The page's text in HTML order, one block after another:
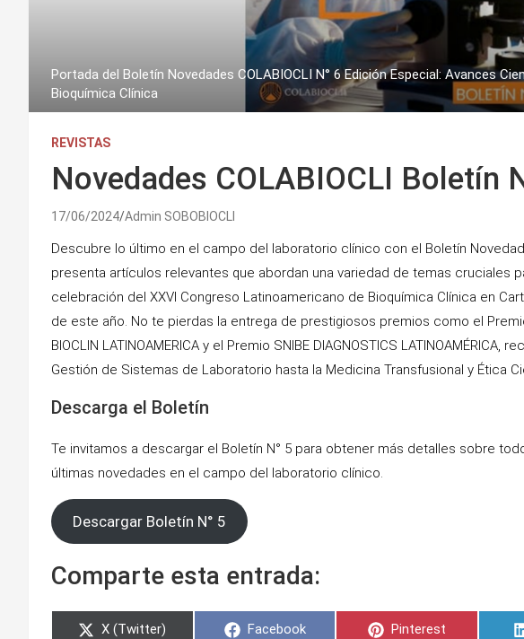
Portada del Boletín Novedades COLABIOCLI N° 6 Edición Especial: Avances
Bioquímica Clínica
REVISTAS
Novedades COLABIOCLI Boletín
17/06/2024 Admin SOBOBIOCLI
Descubre lo último en el campo del laboratorio clínico con el Boletín
presenta artículos relevantes que abordan una variedad de temas cruciales
celebración del XXVI Congreso Latinoamericano de Bioquímica Clínica en
de este año. No te pierdas la entrega de prestigiosos premios como el
BIOCLIN LATINOAMERICA y el Premio SNIBE DIAGNOSTICS
Gestión de Sistemas de Laboratorio hasta la Medicina Transfusional y Ética
Descarga el Boletín
Te invitamos a descargar el Boletín N° 5 para obtener más detalles sobre
últimas novedades en el campo del laboratorio clínico.
Descargar Boletín N° 5
Comparte esta entrada:
Compartir
X (Twitter)
Compartir
Facebook
Compartir
Pinterest